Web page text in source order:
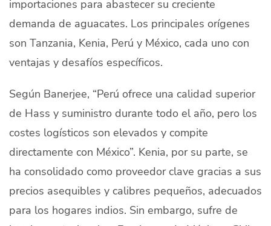
importaciones para abastecer su creciente
demanda de aguacates. Los principales orígenes
son Tanzania, Kenia, Perú y México, cada uno con
ventajas y desafíos específicos.
Según Banerjee, “Perú ofrece una calidad superior
de Hass y suministro durante todo el año, pero los
costes logísticos son elevados y compite
directamente con México”. Kenia, por su parte, se
ha consolidado como proveedor clave gracias a sus
precios asequibles y calibres pequeños, adecuados
para los hogares indios. Sin embargo, sufre de